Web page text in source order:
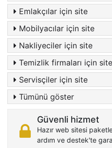
Emlakçılar için site
Mobilyacılar için site
Nakliyeciler için site
Temizlik firmaları için site
Servisçiler için site
Tümünü göster
Güvenli hizmet
Hazır web sitesi
ardım ve destek'te